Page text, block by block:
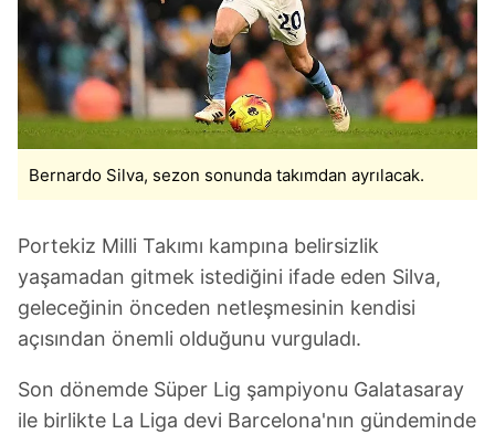
Bernardo Silva, sezon sonunda takımdan ayrılacak.
Portekiz Milli Takımı kampına belirsizlik
yaşamadan gitmek istediğini ifade eden Silva,
geleceğinin önceden netleşmesinin kendisi
açısından önemli olduğunu vurguladı.
Son dönemde Süper Lig şampiyonu Galatasaray
ile birlikte La Liga devi Barcelona'nın gündeminde